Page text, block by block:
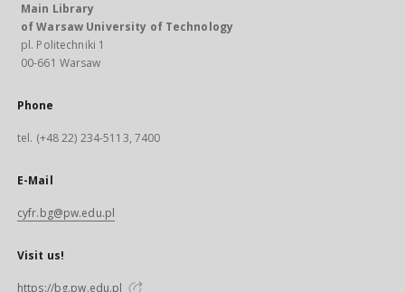
Main Library
of Warsaw University of Technology
pl. Politechniki 1
00-661 Warsaw
Phone
tel. (+48 22) 234-5113, 7400
E-Mail
cyfr.bg@pw.edu.pl
Visit us!
https://bg.pw.edu.pl